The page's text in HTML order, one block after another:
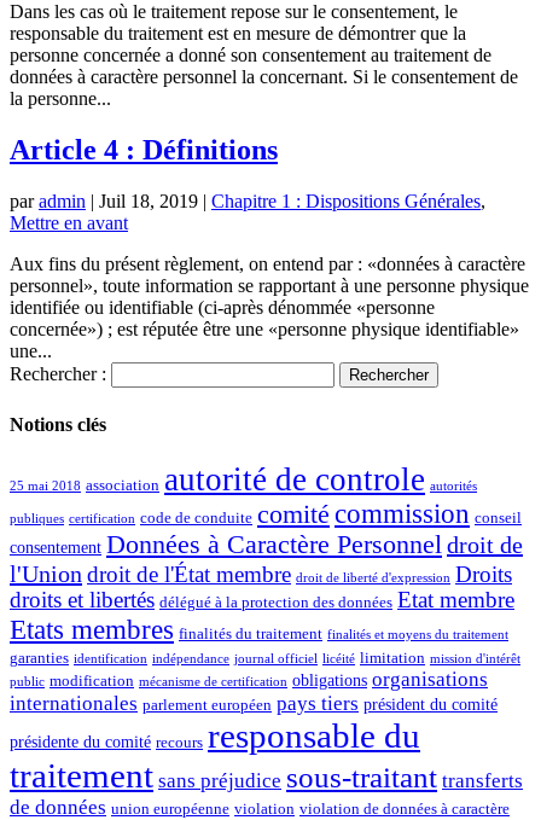
Dans les cas où le traitement repose sur le consentement, le
responsable du traitement est en mesure de démontrer que la
personne concernée a donné son consentement au traitement de
données à caractère personnel la concernant. Si le consentement de
la personne...
Article 4 : Définitions
paradmin | Juil 18, 2019 | Chapitre 1 : Dispositions Générales,
Mettre en avant
Aux fins du présent règlement, on entend par : «données à caractère
personnel», toute information se rapportant à une personne physique
identifiée ou identifiable (ci-après dénommée «personne
concernée») ; est réputée être une «personne physique identifiable»
une...
Rechercher :
Notions clés
25 mai 2018 association autorité de controle autorités
publiques certification code de conduite comité commission conseil
consentement Données à Caractère Personnel droit de
l'Union droit de l'État membre droit de liberté d'expression Droits
droits et libertés délégué à la protection des données Etat membre
Etats membres finalités du traitement finalités et moyens du traitement
garanties identification indépendance journal officiel licéité limitation mission d'intérêt
public modification mécanisme de certification obligations organisations
internationales parlement européen pays tiers président du comité
présidente du comité recours responsable du
traitement sans préjudice sous-traitant transferts
de données union européenne violation violation de données à caractère